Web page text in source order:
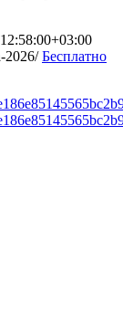
2026/ Бесплатно